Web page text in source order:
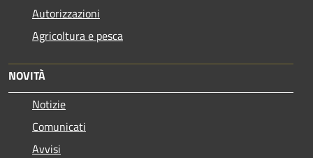
Autorizzazioni
Agricoltura e pesca
NOVITÀ
Notizie
Comunicati
Avvisi